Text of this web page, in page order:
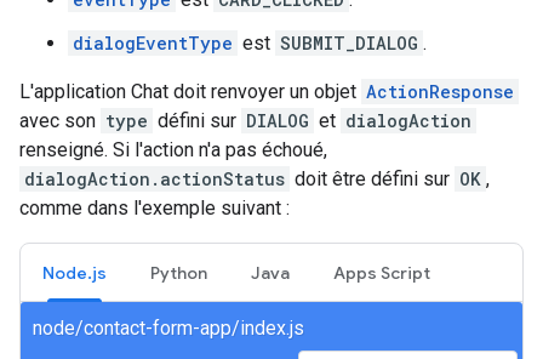
dialogEventType est SUBMIT_DIALOG .
L'application Chat doit renvoyer un objet ActionResponse
avec son type défini sur DIALOG et dialogAction
renseigné. Si l'action n'a pas échoué,
dialogAction.actionStatus doit être défini sur OK ,
comme dans l'exemple suivant :
Node.js Python Java Apps Script
node/contact-form-app/index.js